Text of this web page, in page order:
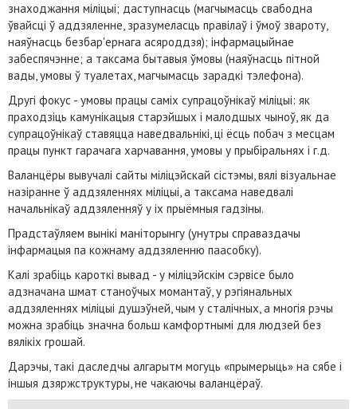
знаходжання міліцыі; даступнасць (магчымасць свабодна
ўвайсці ў аддзяленне, зразумеласць правілаў і ўмоў звароту,
наяўнасць безбар'ернага асяроддзя); інфармацыйнае
забеспячэнне; а таксама бытавыя ўмовы (наяўнасць пітной
вады, умовы ў туалетах, магчымасць зарадкі тэлефона).
Другі фокус - умовы працы саміх супрацоўнікаў міліцыі: як
праходзіць камунікацыя старэйшых і малодшых чыноў, як да
супрацоўнікаў ставяцца наведвальнікі, ці ёсць побач з месцам
працы пункт гарачага харчавання, умовы у прыбіральнях і г.д.
Валанцёры вывучалі сайты міліцэйскай сістэмы, вялі візуальнае
назіранне ў аддзяленнях міліцыі, а таксама наведвалі
начальнікаў аддзяленняў у іх прыёмныя гадзіны.
Прадстаўляем вынікі маніторынгу (унутры справаздачы
інфармацыя па кожнаму аддзяленню паасобку).
Калі зрабіць кароткі вывад - у міліцэйскім сэрвісе было
адзначана шмат станоўчых момантаў, у рэгіянальных
аддзяленнях міліцыі душэўней, чым у сталічных, а многія рэчы
можна зрабіць значна больш камфортнымі для людзей без
вялікіх грошай.
Дарэчы, такі даследчы алгарытм могуць «прымерыць» на сябе і
іншыя дзяржструктуры, не чакаючы валанцёраў.